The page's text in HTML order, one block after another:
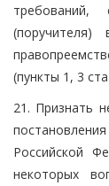
(поручителя)
(пункты 1, 3
21. Признать
Российской
некоторых